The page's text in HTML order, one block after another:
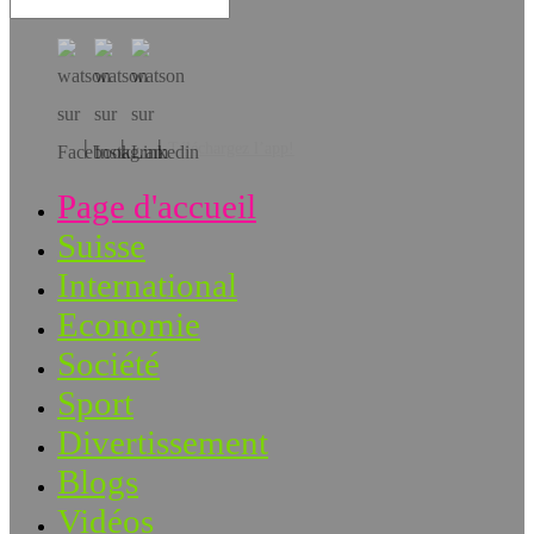
Téléchargez l’app!
Page d'accueil
Suisse
International
Economie
Société
Sport
Divertissement
Blogs
Vidéos